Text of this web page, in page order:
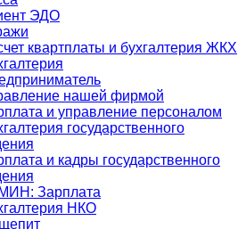
ЭДО
квартплаты и бухгалтерия ЖКХ
нашей фирмой
и управление персоналом
государственного
и кадры государственного
Зарплата
НКО